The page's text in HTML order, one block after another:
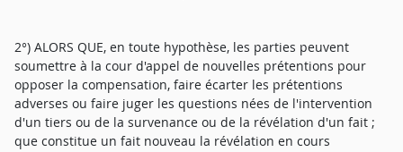
2°) ALORS QUE, en toute hypothèse, les parties peuvent
soumettre à la cour d'appel de nouvelles prétentions pour
opposer la compensation, faire écarter les prétentions
adverses ou faire juger les questions nées de l'intervention
d'un tiers ou de la survenance ou de la révélation d'un fait ;
que constitue un fait nouveau la révélation en cours